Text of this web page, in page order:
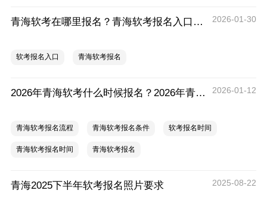
青海软考在哪里报名？青海软考报名入口官网 2026-01-30
软考报名入口 青海软考报名
2026年青海软考什么时候报名？2026年青海软考报名时间及流程 2026-01-12
青海软考报名流程 青海软考报名条件 软考报名时间
青海软考报名时间 青海软考报名
青海2025下半年软考报名照片要求 2025-08-22